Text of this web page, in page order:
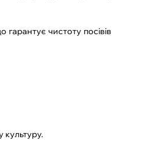
чистоту посівів
культуру.